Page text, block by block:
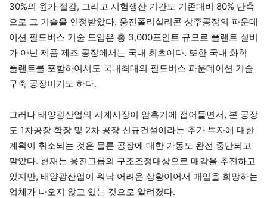
30%의 원가 절감, 그리고 시험생산 기간도 기존대비 80% 단축
으로 그 기술을 인정받았다. 웅진폴리실리콘 상주공장의 파운데
이션 필드버스 기술 도입은 총 3,000포인트 규모로 플랜트 설비
가 아닌 제품 제조 공장에서는 국내 최초이다. 또한 국내 화학
플랜트를 포함하여서도 국내최대의 필드버스 파운데이션 기술
구축 공장이기도 하다.
그러나 태양광산업의 시계시장이 암흑기에 접어들면서, 본 공장
도 1차공장 확장 및 2차 공장 신규건설이라는 추가 투자에 대한
계획이 취소되는 것은 물론 공장에 대한 가동도 완전 중단되고
말았다. 현재는 웅진그룹의 구조조정대상으로 매각을 추진하고
있지만, 태양광산업이 워낙 어려운 상황이어서 매입을 희망하는
업체가 나오지 않고 있는 것으로 알려졌다.